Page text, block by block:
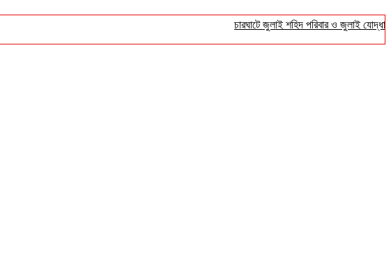
চারঘাটে জুলাই শহিদ পরিবার ও জুলাই যোদ্ধাদের